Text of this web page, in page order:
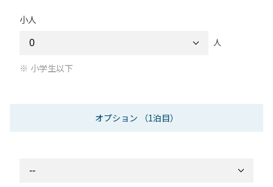
小人
人
小学生以下
オプション （1泊目）